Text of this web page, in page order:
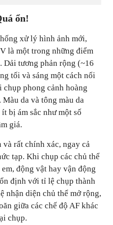
ổn!
xử lý hình ảnh mới,
là một trong những điểm
Dải tương phản rộng (~16
tối và sáng một cách nổi
phong cảnh hoàng
da và tông màu da
bị ám sắc như một số
giá.
rất chính xác, ngay cả
tạp. Khi chụp các chủ thể
động vật hay vận động
định với tỉ lệ chụp thành
nhận diện chủ thể mở rộng,
giữa các chế độ AF khác
chụp.